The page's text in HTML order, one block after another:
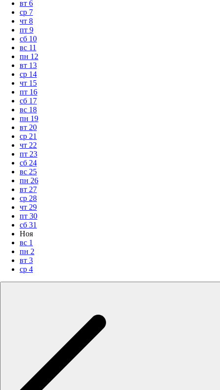
вт 6
ср 7
чт 8
пт 9
сб 10
вс 11
пн 12
вт 13
ср 14
чт 15
пт 16
сб 17
вс 18
пн 19
вт 20
ср 21
чт 22
пт 23
сб 24
вс 25
пн 26
вт 27
ср 28
чт 29
пт 30
сб 31
Ноя
вс 1
пн 2
вт 3
ср 4